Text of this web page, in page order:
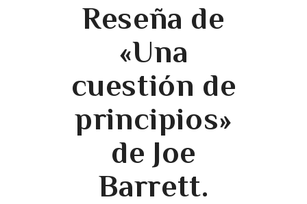
Reseña de
«Una
cuestión de
principios»
de Joe
Barrett.